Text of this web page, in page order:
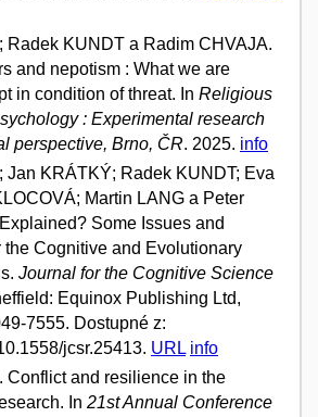
Radek KUNDT a Radim CHVAJA.
and nepotism : What we are
in condition of threat. In Religious
: Experimental research
perspective, Brno, ČR. 2025. info
Jan KRÁTKÝ; Radek KUNDT; Eva
Martin LANG a Peter
Some Issues and
Cognitive and Evolutionary
Journal for the Cognitive Science
Equinox Publishing Ltd,
7555. Dostupné z:
jcsr.25413. URL info
Conflict and resilience in the
In 21st Annual Conference